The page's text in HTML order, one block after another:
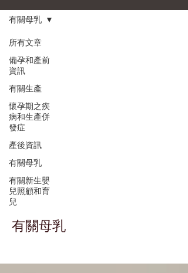
所有文章
備孕和產前
資訊
有關生產
懷孕期之疾
病和生產併
發症
產後資訊
有關母乳
有關新生嬰
兒照顧和育
兒
有關母乳
有關母乳